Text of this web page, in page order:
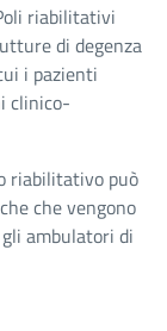
riabilitativi
di degenza
i pazienti
clinico-
riabilitativo può
che vengono
ambulatori di